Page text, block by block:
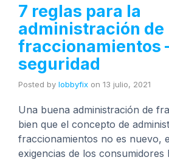
7 reglas para la
administración de
fraccionamientos
seguridad
Posted by lobbyfix on 13 julio, 2021
Una buena administración de
bien que el concepto de
fraccionamientos no es nuevo,
exigencias de los consumidores